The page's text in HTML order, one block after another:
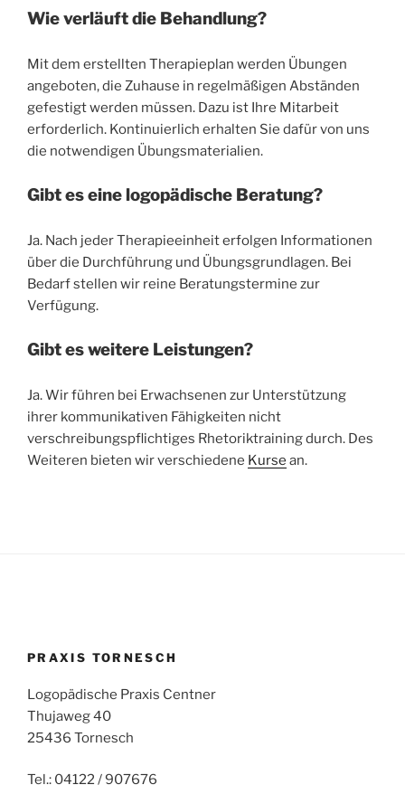
Wie verläuft die Behandlung?
Mit dem erstellten Therapieplan werden Übungen
angeboten, die Zuhause in regelmäßigen Abständen
gefestigt werden müssen. Dazu ist Ihre Mitarbeit
erforderlich. Kontinuierlich erhalten Sie dafür von uns
die notwendigen Übungsmaterialien.
Gibt es eine logopädische Beratung?
Ja. Nach jeder Therapieeinheit erfolgen Informationen
über die Durchführung und Übungsgrundlagen. Bei
Bedarf stellen wir reine Beratungstermine zur
Verfügung.
Gibt es weitere Leistungen?
Ja. Wir führen bei Erwachsenen zur Unterstützung
ihrer kommunikativen Fähigkeiten nicht
verschreibungspflichtiges Rhetoriktraining durch. Des
Weiteren bieten wir verschiedene Kurse an.
PRAXIS TORNESCH
Logopädische Praxis Centner
Thujaweg 40
25436 Tornesch
Tel.: 04122 / 907676